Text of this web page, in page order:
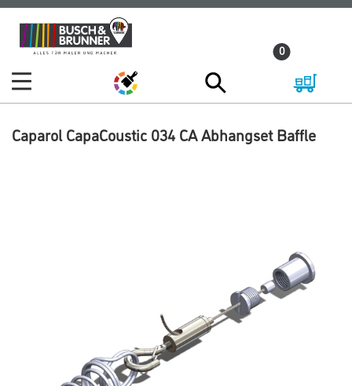
Zum
Inhalt
Zum
Navigationsmenü
0
Caparol CapaCoustic 034 CA Abhangset Baffle